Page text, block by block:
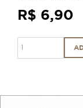
R$ 6,90